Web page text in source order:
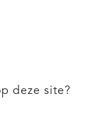
deze site?